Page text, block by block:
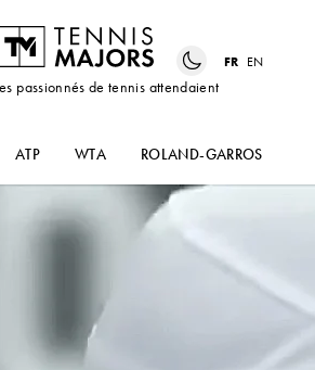
passionnés de tennis attendaient
FR EN
ATP WTA ROLAND-GARROS